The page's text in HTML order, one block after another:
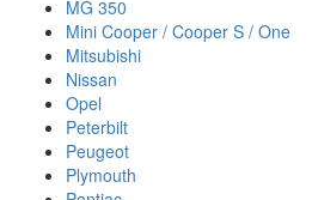
MG 350
Mini Cooper / Cooper S / One
Mitsubishi
Nissan
Opel
Peterbilt
Peugeot
Plymouth